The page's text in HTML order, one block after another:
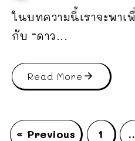
ในบทความนี้เราจะพาเ
กับ “ดาว...
Read More
« Previous 1